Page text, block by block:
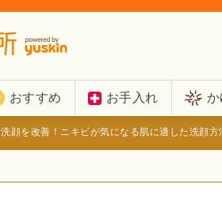
おすすめ お手入れ
洗顔を改善！ニキビが気になる肌に適した洗顔